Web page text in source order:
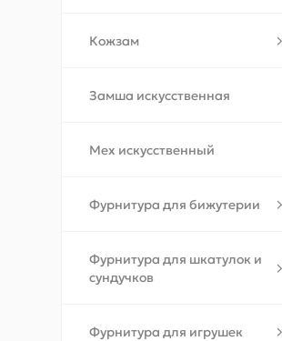
Кожзам
Замша искусственная
Мех искусственный
Фурнитура для бижутерии
Фурнитура для шкатулок и
сундучков
Фурнитура для игрушек